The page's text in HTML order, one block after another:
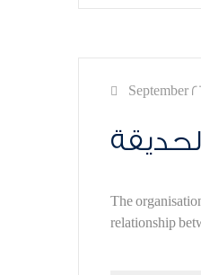
September
The
relationship